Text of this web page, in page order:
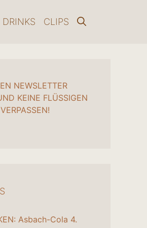
DRINKS CLIPS
NEWSLETTER
KEINE FLÜSSIGEN
Asbach-Cola 4.